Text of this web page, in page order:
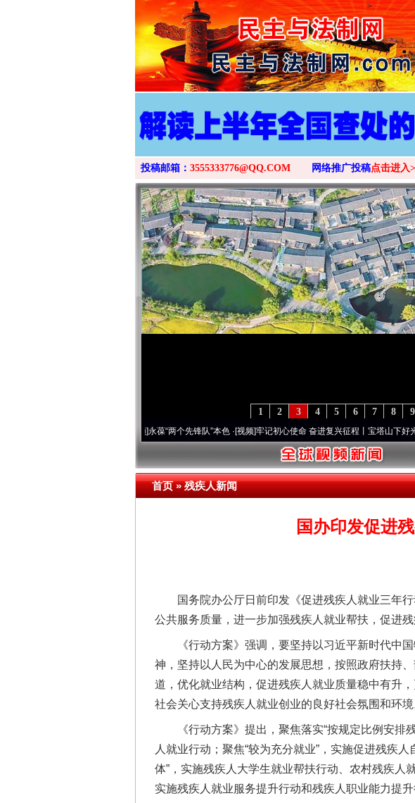
>
投稿邮箱： 3555333776@QQ.COM 网络推广投稿点击进入
9
8
7
6
5
4
3
2
1
永葆“两个先锋队”本色·[视频]牢记初心使命 奋进复兴征程丨宝塔山下好光景..·[视
首页»残疾人新闻
国办印发促进
国务院办公厅日前印发《促进残疾人就业三年行
公共服务质量，进一步加强残疾人就业帮扶，促进
《行动方案》强调，要坚持以习近平新时代中国
神，坚持以人民为中心的发展思想，按照政府扶持
道，优化就业结构，促进残疾人就业质量稳中有升
社会关心支持残疾人就业创业的良好社会氛围和环境
《行动方案》提出，聚焦落实“按规定比例安排
人就业行动；聚焦“较为充分就业”，实施促进残疾
体”，实施残疾人大学生就业帮扶行动、农村残疾人
实施残疾人就业服务提升行动和残疾人职业能力提